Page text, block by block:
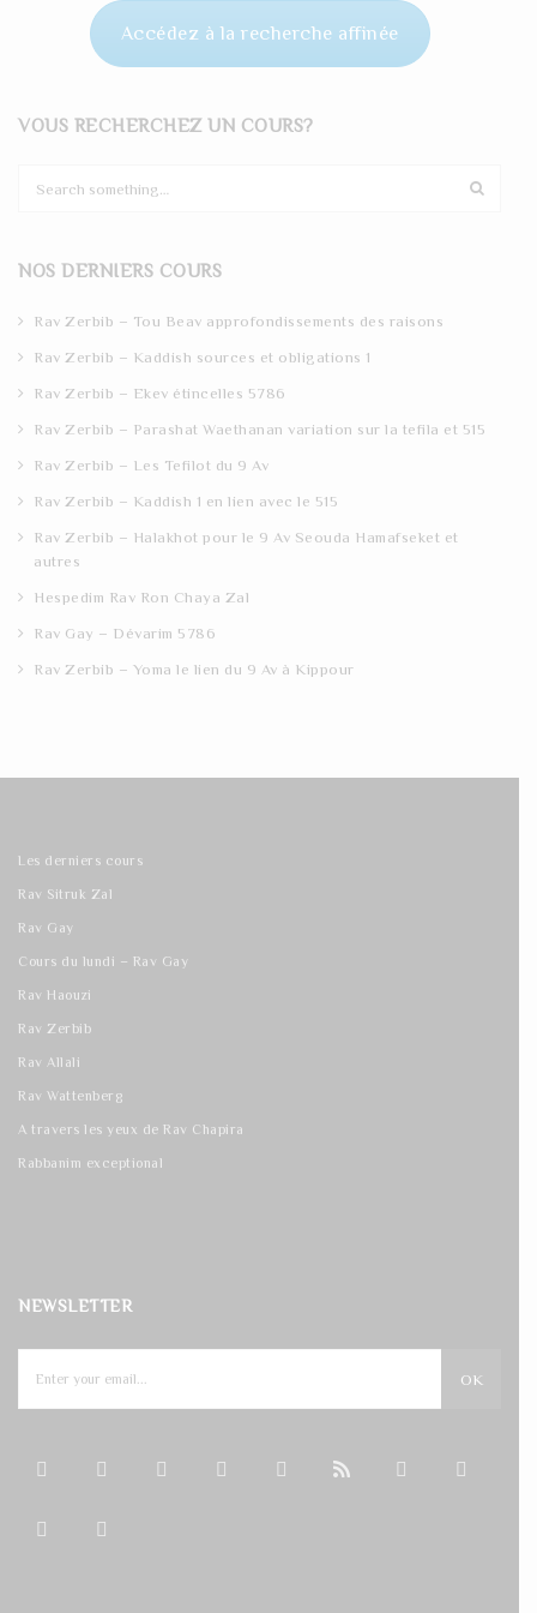
Accédez à la recherche affinée
VOUS RECHERCHEZ UN COURS?
c
NOS DERNIERS COURS
Rav Zerbib – Tou Beav approfondissements des raisons
Rav Zerbib – Kaddish sources et obligations 1
Rav Zerbib – Ekev étincelles 5786
Rav Zerbib – Parashat Waethanan variation sur la tefila et 515
Rav Zerbib – Les Tefilot du 9 Av
Rav Zerbib – Kaddish 1 en lien avec le 515
Rav Zerbib – Halakhot pour le 9 Av Seouda Hamafseket et
autres
Hespedim Rav Ron Chaya Zal
Rav Gay – Dévarim 5786
Rav Zerbib – Yoma le lien du 9 Av à Kippour
Les derniers cours
Rav Sitruk Zal
Rav Gay
Cours du lundi – Rav Gay
Rav Haouzi
Rav Zerbib
Rav Allali
Rav Wattenberg
A travers les yeux de Rav Chapira
Rabbanim exceptional
NEWSLETTER
OK